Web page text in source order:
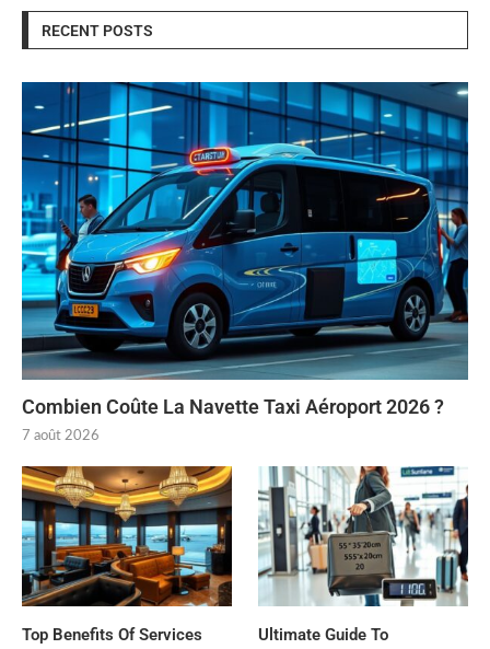
RECENT POSTS
Combien Coûte La Navette Taxi Aéroport 2026 ?
7 août 2026
Top Benefits Of Services
Ultimate Guide To